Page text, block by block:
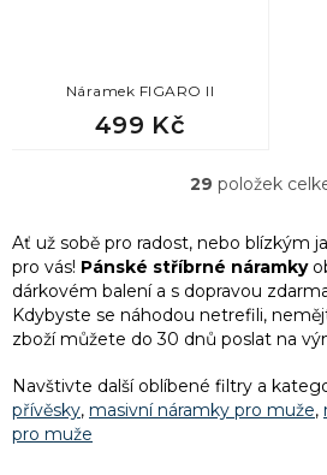
Náramek FIGARO II
499 Kč
O
l
á
d
a
c
í
p
r
v
29 položek
Ať už sobě pro radost, nebo blízkým
pro vás! Pánské stříbrné náramky
dárkovém balení a s dopravou
Kdybyste se náhodou netrefili,
zboží můžete do 30 dnů poslat na
Navštivte další oblíbené filtry a
přívěsky, masivní náramky pro muže,
pro muže